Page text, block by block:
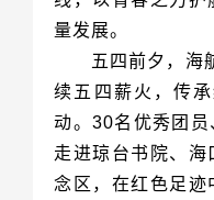
量发展。